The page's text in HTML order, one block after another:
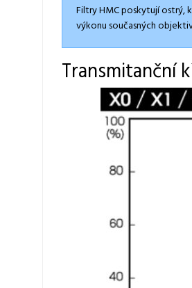
Filtry HMC poskytují ostrý,
výkonu současných
Transmitanční